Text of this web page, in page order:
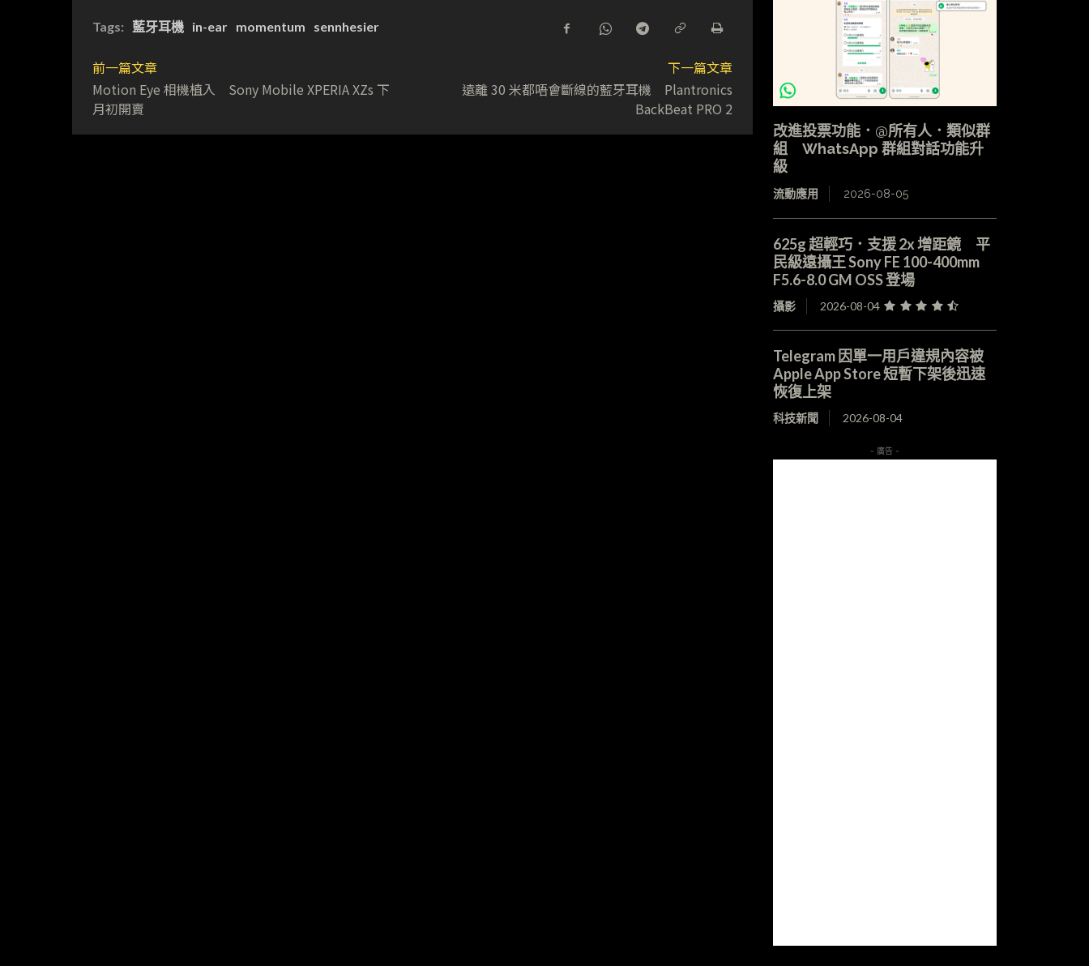
Tags: 藍牙耳機 in-ear momentum sennhesier
前一篇文章
Motion Eye 相機植入 Sony Mobile XPERIA XZs 下
月初開賣
下一篇文章
遠離 30 米都唔會斷線的藍牙耳機 Plantronics
BackBeat PRO 2
改進投票功能．@所有人．類似群
組 WhatsApp 群組對話功能升
級
流動應用 2026-08-05
625g 超輕巧．支援 2x 增距鏡 平
民級遠攝王 Sony FE 100-400mm
F5.6-8.0 GM OSS 登場
攝影 2026-08-04
Telegram 因單一用戶違規內容被
Apple App Store 短暫下架後迅速
恢復上架
科技新聞 2026-08-04
- 廣告 -